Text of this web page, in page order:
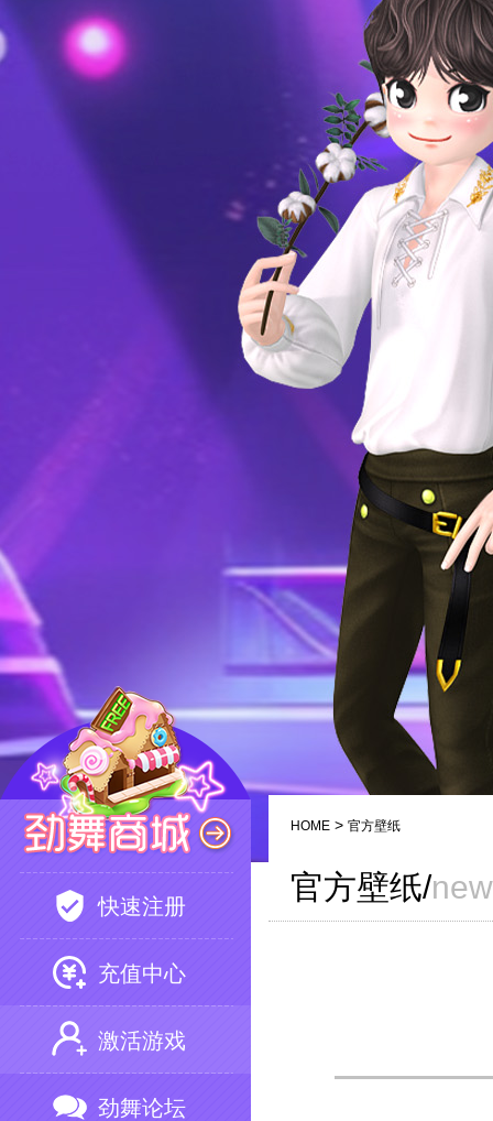
快速注册
充值中心
激活游戏
劲舞论坛
HOME > 官方壁纸
官方壁纸/